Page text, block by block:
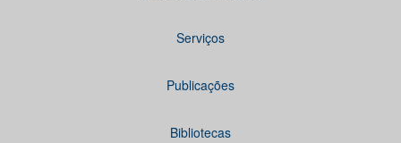
Serviços
Publicações
Bibliotecas